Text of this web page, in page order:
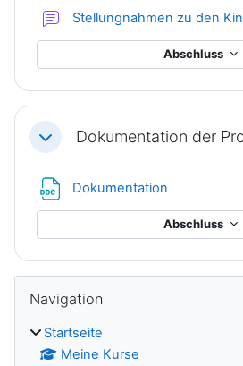
Stellungnahmen zu den
Abschluss
EinklappenDokumentation der
Dokumentation
Abschluss
Blöcke
Navigation
Startseite
Meine Kurse